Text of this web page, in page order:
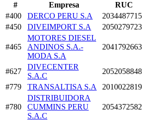
# Empresa RUC
#400
DERCO PERU S.A
#450
DIVEIMPORT S.A
#465
MOTORES DIESEL
ANDINOS S.A.-
MODA S.A
#627
DIVECENTER
S.A.C
#779
TRANSALTISA S.A
#780
DISTRIBUIDORA
CUMMINS PERU
S.A.C